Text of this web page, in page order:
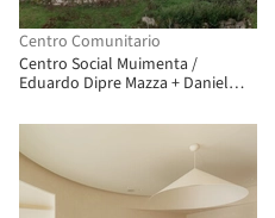
Centro Comunitario
Centro Social Muimenta /
Eduardo Dipre Mazza + Daniel
Diaz Gonzalez